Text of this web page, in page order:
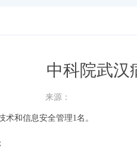
中科院武汉
来源：
术和信息安全管理1名。